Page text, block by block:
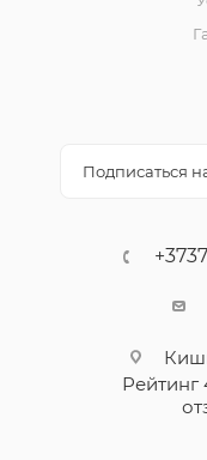
Подписаться
Рейтинг